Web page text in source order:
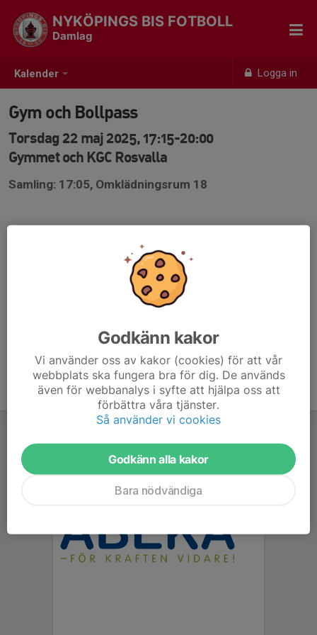
Kalender Logga in
NYKÖPINGS BIS FOTBOLL
Damlag
Gym och Bollpass
Torsdag 22 maj 2025, 17:15-20:00
Gymmet och KGC Rosvalla
Samling: 17:05, Omklädningsrum 18
Godkänn kakor
Vi använder oss av kakor (cookies) för att vår
webbplats ska fungera bra för dig. De används
även för webbanalys i syfte att hjälpa oss att
förbättra våra tjänster.
Så använder vi cookies
Godkänn alla kakor
Bara nödvändiga